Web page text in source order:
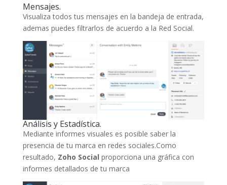
Mensajes.
Visualiza todos tus mensajes en la bandeja de entrada,
ademas puedes filtrarlos de acuerdo a la Red Social.
Análisis y Estadística.
Mediante informes visuales es posible saber la
presencia de tu marca en redes sociales.Como
resultado, Zoho Social proporciona una gráfica con
informes detallados de tu marca